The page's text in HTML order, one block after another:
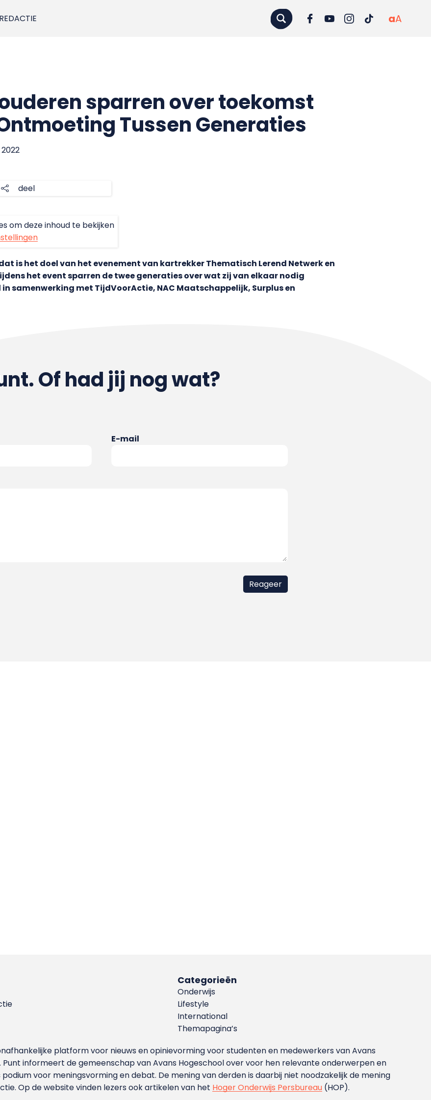
REDACTIE aA
sparren over toekomst
Tussen Generaties
deel
om deze inhoud te bekijken
is het doel van het evenement van kartrekker Thematisch Lerend Netwerk en
het event sparren de twee generaties over wat zij van elkaar nodig
samenwerking met TijdVoorActie, NAC Maatschappelijk, Surplus en
Of had jij nog wat?
E-mail
Categorieën
Onderwijs
Lifestyle
International
Themapagina’s
platform voor nieuws en opinievorming voor studenten en medewerkers van Avans
Punt informeert de gemeenschap van Avans Hogeschool over voor hen relevante onderwerpen en
voor meningsvorming en debat. De mening van derden is daarbij niet noodzakelijk de mening
Op de website vinden lezers ook artikelen van het Hoger Onderwijs Persbureau (HOP).